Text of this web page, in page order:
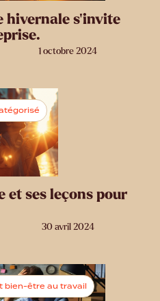
hivernale s'invite
1 octobre 2024
et ses leçons pour
30 avril 2024
bien-être au travail